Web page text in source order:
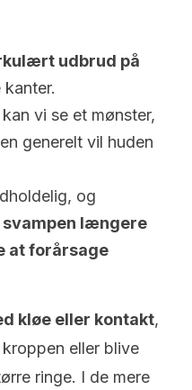
udbrud på
vi se et mønster,
generelt vil huden
og
svampen længere
at forårsage
kløe eller kontakt,
eller blive
ringe. I de mere